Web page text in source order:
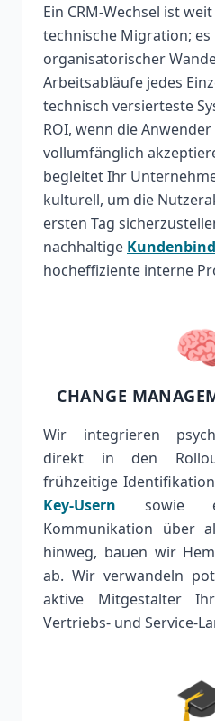
Ein CRM-Wechsel ist
technische Migration;
organisatorischer
Arbeitsabläufe jedes
technisch versierteste
ROI, wenn die
vollumfänglich
begleitet Ihr
kulturell, um die
ersten Tag
nachhaltige
hocheffiziente interne
CHANGE
Wir integrieren
direkt in den
frühzeitige
Key-Usern sowie
Kommunikation über
hinweg, bauen wir
ab. Wir verwandeln
aktive Mitgestalter
Vertriebs- und Service-